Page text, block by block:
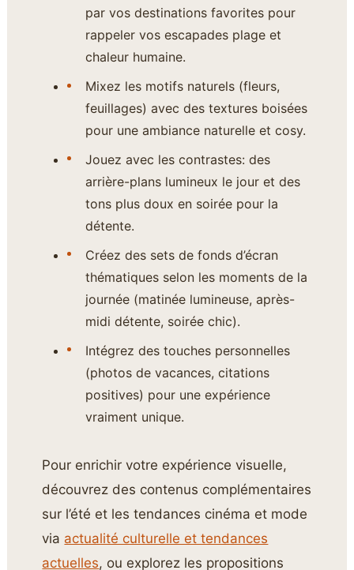
par vos destinations favorites pour
rappeler vos escapades plage et
chaleur humaine.
Mixez les motifs naturels (fleurs,
feuillages) avec des textures boisées
pour une ambiance naturelle et cosy.
Jouez avec les contrastes: des
arrière-plans lumineux le jour et des
tons plus doux en soirée pour la
détente.
Créez des sets de fonds d’écran
thématiques selon les moments de la
journée (matinée lumineuse, après-
midi détente, soirée chic).
Intégrez des touches personnelles
(photos de vacances, citations
positives) pour une expérience
vraiment unique.
Pour enrichir votre expérience visuelle,
découvrez des contenus complémentaires
sur l’été et les tendances cinéma et mode
via actualité culturelle et tendances
actuelles, ou explorez les propositions